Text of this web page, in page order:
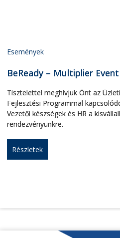
Események
BeReady – Multiplier Event
Tisztelettel meghívjuk Önt az
Fejlesztési Programmal
Vezetői készségek és HR a
rendezvényünkre.
Részletek